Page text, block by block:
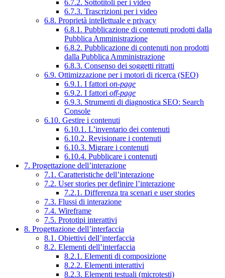
6.7.2. Sottotitoli per i video
6.7.3. Trascrizioni per i video
6.8. Proprietà intellettuale e privacy
6.8.1. Pubblicazione di contenuti prodotti dalla
Pubblica Amministrazione
6.8.2. Pubblicazione di contenuti non prodotti
dalla Pubblica Amministrazione
6.8.3. Consenso dei soggetti ritratti
6.9. Ottimizzazione per i motori di ricerca (SEO)
6.9.1. I fattori on-page
6.9.2. I fattori off-page
6.9.3. Strumenti di diagnostica SEO: Search
Console
6.10. Gestire i contenuti
6.10.1. L’inventario dei contenuti
6.10.2. Revisionare i contenuti
6.10.3. Migrare i contenuti
6.10.4. Pubblicare i contenuti
7. Progettazione dell’interazione
7.1. Caratteristiche dell’interazione
7.2. User stories per definire l’interazione
7.2.1. Differenza tra scenari e user stories
7.3. Flussi di interazione
7.4. Wireframe
7.5. Prototipi interattivi
8. Progettazione dell’interfaccia
8.1. Obiettivi dell’interfaccia
8.2. Elementi dell’interfaccia
8.2.1. Elementi di composizione
8.2.2. Elementi interattivi
8.2.3. Elementi testuali (microtesti)